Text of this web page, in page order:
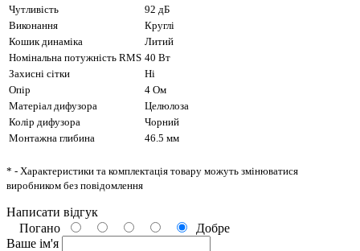
Чутливість
92 дБ
Виконання
Круглі
Кошик динаміка
Литий
Номінальна потужність RMS 40 Вт
Захисні сітки
Ні
Опір
4 Ом
Матеріал дифузора
Целюлоза
Колір дифузора
Чорний
Монтажна глибина
46.5 мм
* - Характеристики та комплектація товару можуть змінюватися
виробником без повідомлення
Написати відгук
Погано
Добре
Ваше ім'я